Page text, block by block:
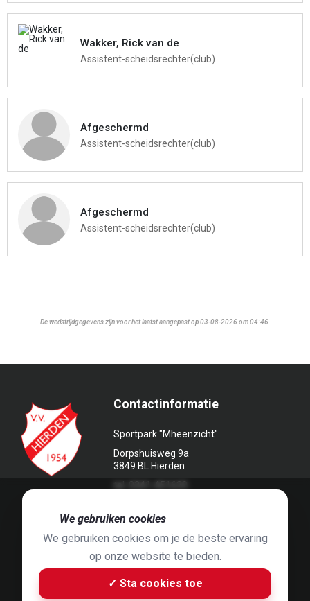
Wakker, Rick van de
Assistent-scheidsrechter(club)
Afgeschermd
Assistent-scheidsrechter(club)
Afgeschermd
Assistent-scheidsrechter(club)
De wedstrijdgegevens zijn voor het laatst aangepast op 03-08-2026 om 04:46.
Contactinformatie
Sportpark "Mheenzicht"
Dorpshuisweg 9a
3849 BL Hierden
Jaap Hop & ontwerpen door
We gebruiken cookies
We gebruiken cookies om je de beste ervaring
op onze website te bieden.
✓ Sta cookies toe